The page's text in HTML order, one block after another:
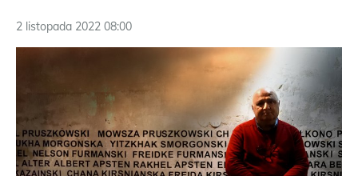
2 listopada 2022 08:00